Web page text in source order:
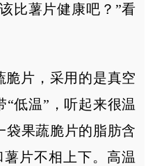
比薯片健康吧？”看
脆片，采用的是真空
低温”，听起来很温
袋果蔬脆片的脂肪含
薯片不相上下。高温